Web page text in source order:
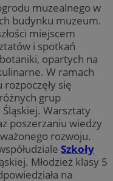
muzealnego w
budynku muzeum.
miejscem
i spotkań
opartych na
W ramach
się
grup
Warsztaty
poszerzaniu wiedzy
rozwoju.
Szkoły
Młodzież klasy 5
na